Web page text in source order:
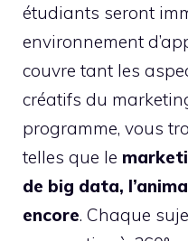
étudiants seront
environnement
couvre tant les
créatifs du
programme, vous
telles que le
de big data,
encore. Chaque